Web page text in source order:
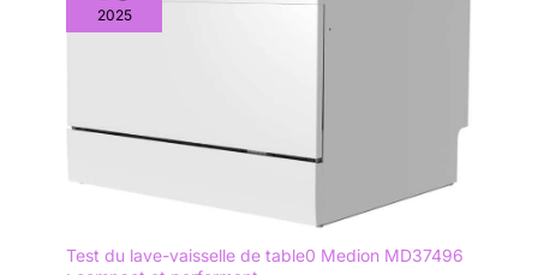
2025
Test du lave-vaisselle de table0 Medion MD37496